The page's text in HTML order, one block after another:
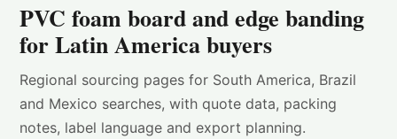
PVC foam board and edge banding
for Latin America buyers
Regional sourcing pages for South America, Brazil
and Mexico searches, with quote data, packing
notes, label language and export planning.